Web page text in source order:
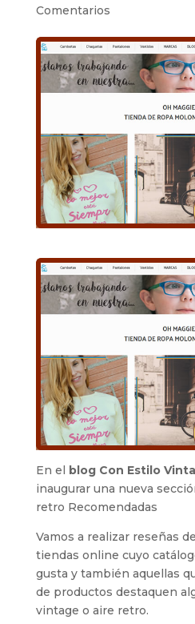
Comentarios
En el blog Con Estilo
inaugurar una nueva
retro Recomendadas
Vamos a realizar reseñas
tiendas online cuyo
gusta y también aquellas
de productos destaquen
vintage o aire retro.